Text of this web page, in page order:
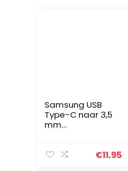
Samsung USB
Type-C naar 3,5
mm
UC10J), wit
€11.95